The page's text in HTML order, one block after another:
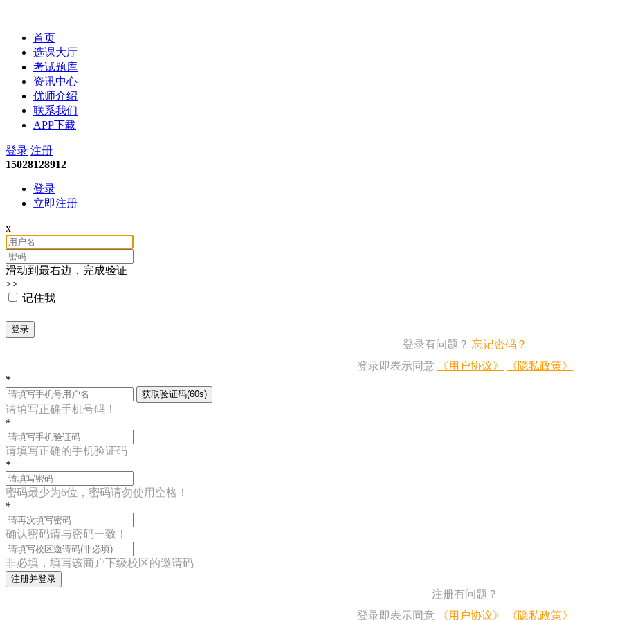
首页
选课大厅
考试题库
资讯中心
优师介绍
联系我们
APP下载
登录 注册
15028128912
登录
立即注册
x
滑动到最右边，完成验证
>>
记住我
登录
登录有问题？ 忘记密码？
登录即表示同意
《用户协议》
《隐私政策》
*
获取验证码(60s)
请填写正确手机号码！
*
请填写正确的手机验证码
*
密码最少为6位，密码请勿使用空格！
*
确认密码请与密码一致！
非必填，填写该商户下级校区的邀请码
注册并登录
注册有问题？
登录即表示同意
《用户协议》 《隐私政策》